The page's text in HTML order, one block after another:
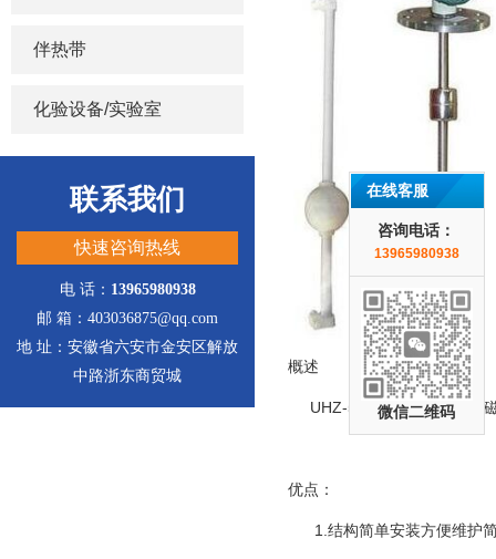
伴热带
化验设备/实验室
联系我们
快速咨询热线
电 话： 13965980938
邮 箱：403036875@qq.com
地 址：安徽省六安市金安区解放
中路浙东商贸城
概述
UHZ-50/S-UK系列插入式磁
优点：
1.结构简单安装方便维护
在线客服
咨询电话：
13965980938
微信二维码